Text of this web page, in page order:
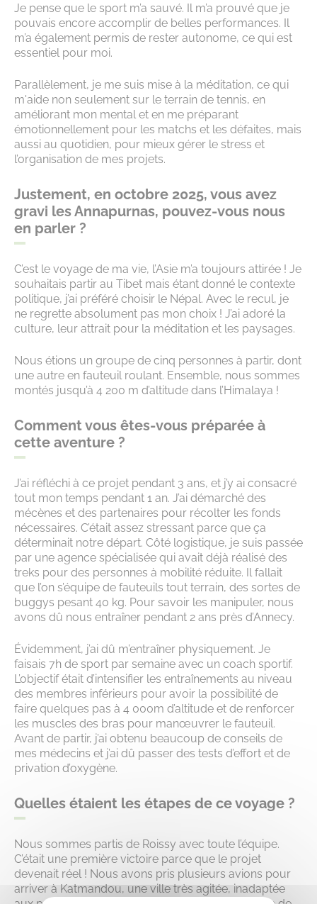
Je pense que le sport m’a sauvé. Il m’a prouvé que je
pouvais encore accomplir de belles performances. Il
m’a également permis de rester autonome, ce qui est
essentiel pour moi.
Parallèlement, je me suis mise à la méditation, ce qui
m'aide non seulement sur le terrain de tennis, en
améliorant mon mental et en me préparant
émotionnellement pour les matchs et les défaites, mais
aussi au quotidien, pour mieux gérer le stress et
l’organisation de mes projets.
Justement, en octobre 2025, vous avez
gravi les Annapurnas, pouvez-vous nous
en parler ?
C’est le voyage de ma vie, l’Asie m’a toujours attirée ! Je
souhaitais partir au Tibet mais étant donné le contexte
politique, j’ai préféré choisir le Népal. Avec le recul, je
ne regrette absolument pas mon choix ! J’ai adoré la
culture, leur attrait pour la méditation et les paysages.
Nous étions un groupe de cinq personnes à partir, dont
une autre en fauteuil roulant. Ensemble, nous sommes
montés jusqu’à 4 200 m d’altitude dans l’Himalaya !
Comment vous êtes-vous préparée à
cette aventure ?
J’ai réfléchi à ce projet pendant 3 ans, et j’y ai consacré
tout mon temps pendant 1 an. J’ai démarché des
mécènes et des partenaires pour récolter les fonds
nécessaires. C’était assez stressant parce que ça
déterminait notre départ. Côté logistique, je suis passée
par une agence spécialisée qui avait déjà réalisé des
treks pour des personnes à mobilité réduite. Il fallait
que l’on s’équipe de fauteuils tout terrain, des sortes de
buggys pesant 40 kg. Pour savoir les manipuler, nous
avons dû nous entraîner pendant 2 ans près d’Annecy.
Évidemment, j’ai dû m’entraîner physiquement. Je
faisais 7h de sport par semaine avec un coach sportif.
L’objectif était d’intensifier les entraînements au niveau
des membres inférieurs pour avoir la possibilité de
faire quelques pas à 4 000m d’altitude et de renforcer
les muscles des bras pour manœuvrer le fauteuil.
Avant de partir, j’ai obtenu beaucoup de conseils de
mes médecins et j’ai dû passer des tests d’effort et de
privation d’oxygène.
Quelles étaient les étapes de ce voyage ?
Nous sommes partis de Roissy avec toute l’équipe.
C’était une première victoire parce que le projet
devenait réel ! Nous avons pris plusieurs avions pour
arriver à Katmandou, une ville très agitée, inadaptée